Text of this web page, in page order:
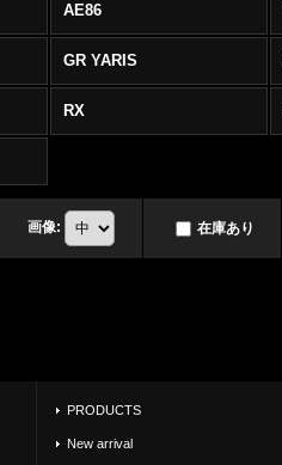
AE86
GR YARIS
RX
画像: 在庫あり
PRODUCTS
New arrival